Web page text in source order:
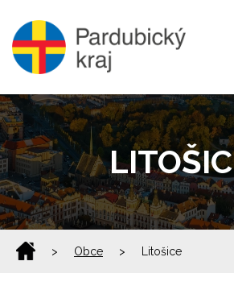
> Obce > Litošice